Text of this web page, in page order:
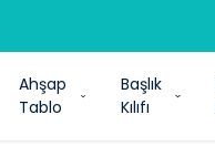
Ahşap
Tablo
Başlık
Kılıfı